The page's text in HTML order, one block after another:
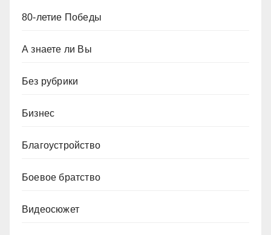
80-летие Победы
А знаете ли Вы
Без рубрики
Бизнес
Благоустройство
Боевое братство
Видеосюжет